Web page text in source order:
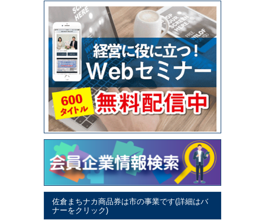
佐倉まちナカ商品券は市の事業です(詳細はバ
ナーをクリック)